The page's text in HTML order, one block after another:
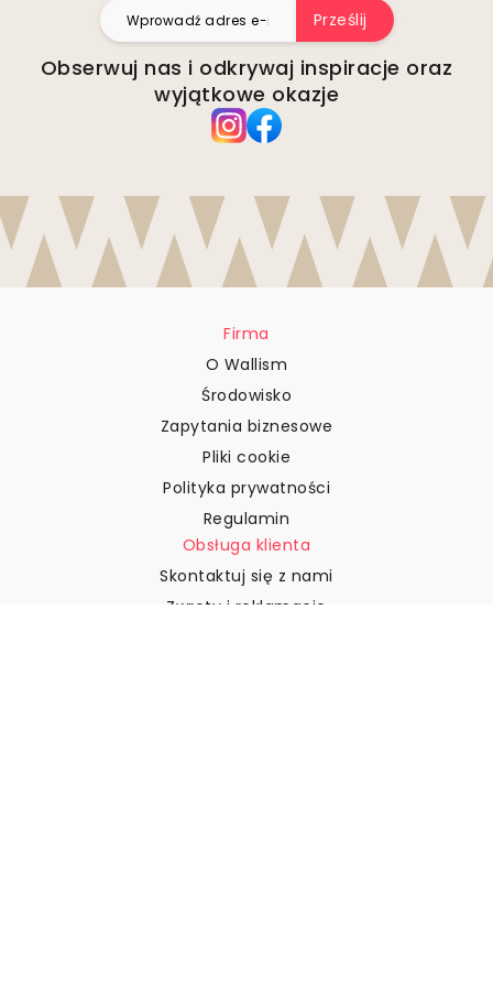
Prześlij
Obserwuj nas i odkrywaj inspiracje oraz
wyjątkowe okazje
Firma
O Wallism
Środowisko
Zapytania biznesowe
Pliki cookie
Polityka prywatności
Regulamin
Obsługa klienta
Skontaktuj się z nami
Zwroty i reklamacje